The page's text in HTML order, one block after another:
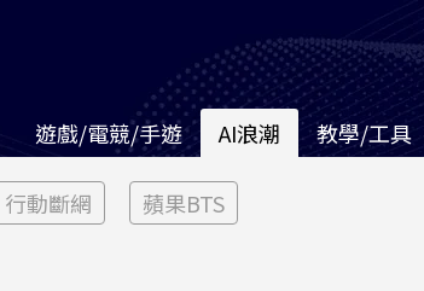
遊戲/電競/手遊 AI浪潮 教學/工具
行動斷網 蘋果BTS